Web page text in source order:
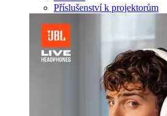
Příslušenství k projektorům